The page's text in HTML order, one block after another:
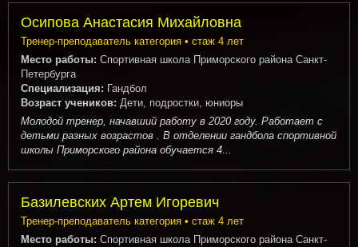
Осипова Анастасия Михайловна
Тренер-преподаватель категория • стаж 4 лет
Место работы: Спортивная школа Приморского района Санкт-
Петербурга
Специализация: Гандбол
Возраст учеников: Дети, подростки, юниоры
Молодой тренер, начавший работу в 2020 году. Работает с
детьми разных возрастов . В отделении гандбола спортивной
школы Приморского района обучается 4...
Базилевских Артем Игоревич
Тренер-преподаватель категория • стаж 4 лет
Место работы: Спортивная школа Приморского района Санкт-